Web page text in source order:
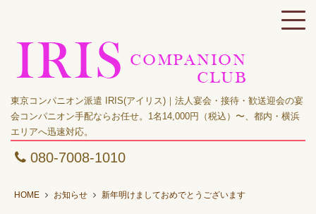
東京コンパニオン派遣 IRIS(アイリス)｜法人宴会・接待・歓送迎会の宴
会コンパニオン手配ならお任せ。1名14,000円（税込）〜、都内・横浜
エリアへ迅速対応。
080-7008-1010
HOME お知らせ 新年明けましておめでとうございます